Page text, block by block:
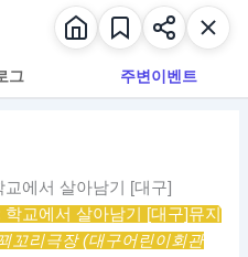
그 주변이벤트
에서 살아남기 [대구]
교에서 살아남기 [대구]뮤지
꼬리극장 (대구어린이회관